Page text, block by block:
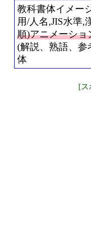
教科書体イメー
用/人名,JIS水準,
順)アニメーショ
(解説、熟語、参
体
[ス